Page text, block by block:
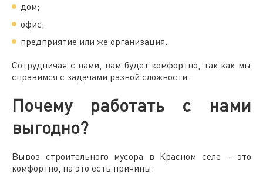
дом;
офис;
предприятие или же организация.
Сотрудничая с нами, вам будет комфортно, так как мы
справимся с задачами разной сложности.
Почему работать с нами
выгодно?
Вывоз строительного мусора в Красном селе – это
комфортно, на это есть причины: